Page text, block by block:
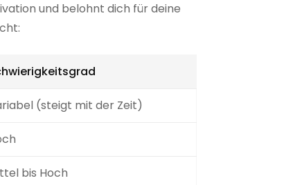
und belohnt dich für deine
(steigt mit der Zeit)
bis Hoch